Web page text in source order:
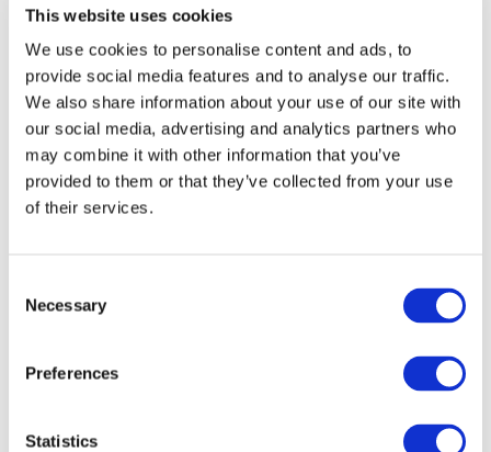
This website uses cookies
We use cookies to personalise content and ads, to
provide social media features and to analyse our traffic.
We also share information about your use of our site with
our social media, advertising and analytics partners who
may combine it with other information that you’ve
provided to them or that they’ve collected from your use
of their services.
Selection
Necessary
Preferences
Statistics